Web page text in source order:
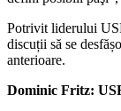
Potrivit liderului
discuții să se
anterioare.
Dominic Fritz: